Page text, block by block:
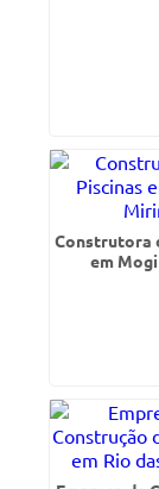
Construtora
em